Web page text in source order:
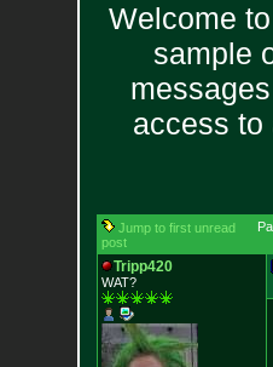
Welcome
sample
access to
Jump to first unread
post
Tripp420
WAT?